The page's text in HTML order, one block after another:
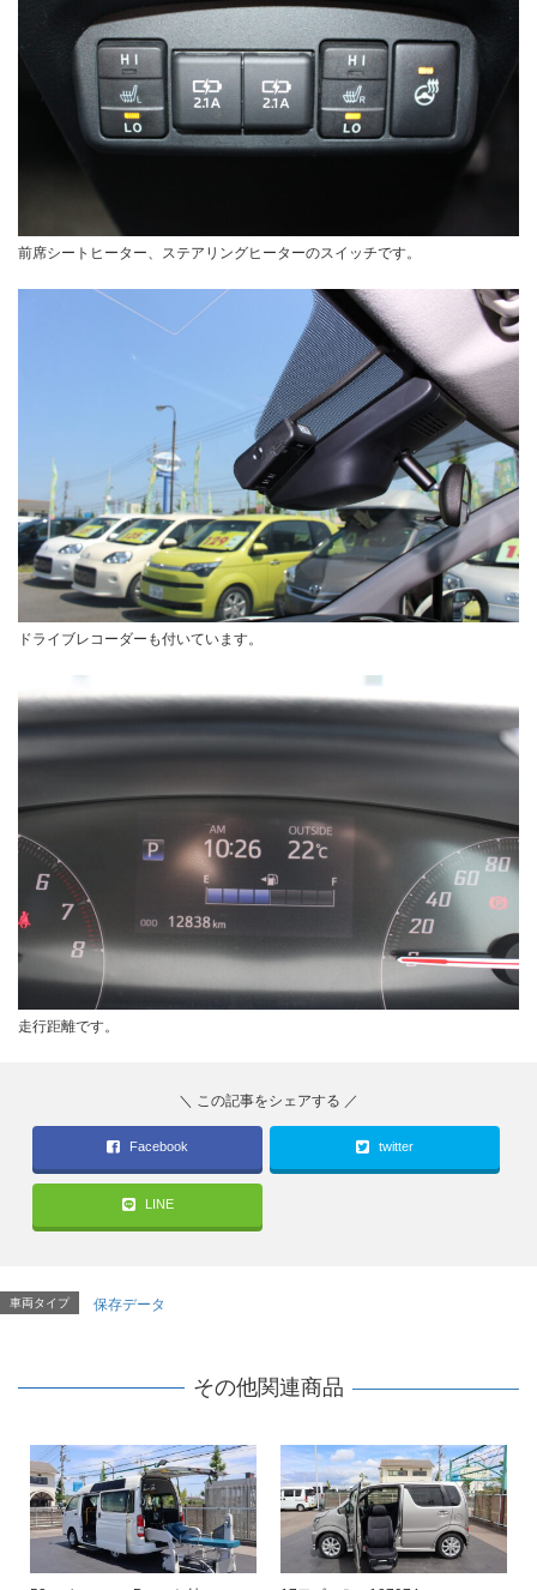
前席シートヒーター、ステアリングヒーターのスイッチです。
ドライブレコーダーも付いています。
走行距離です。
Facebook twitter
LINE
車両タイプ 保存データ
その他関連商品